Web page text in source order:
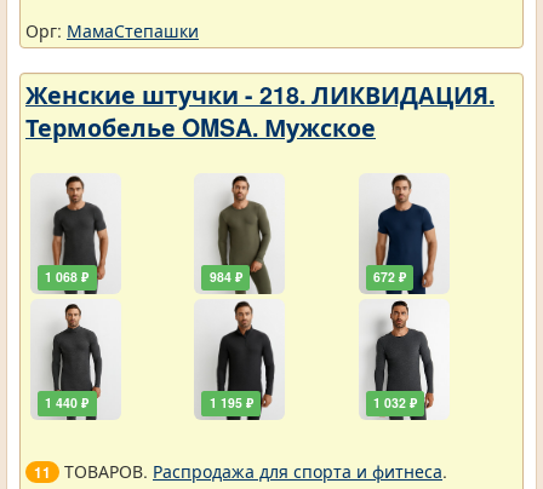
Орг: МамаСтепашки
Женские штучки - 218. ЛИКВИДАЦИЯ.
Термобелье OMSA. Мужское
1 068 ₽
1 440 ₽
984 ₽
1 195 ₽
672 ₽
1 032 ₽
11 ТОВАРОВ. Распродажа для спорта и фитнеса.